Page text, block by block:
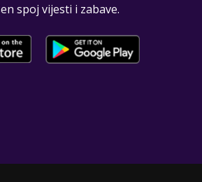
spoj vijesti i zabave.